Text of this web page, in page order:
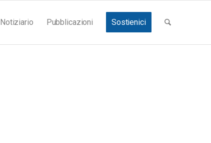
Notiziario Pubblicazioni Sostienici